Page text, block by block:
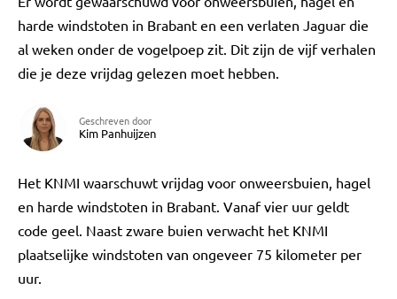
harde windstoten in Brabant en een verlaten Jaguar die
al weken onder de vogelpoep zit. Dit zijn de vijf verhalen
die je deze vrijdag gelezen moet hebben.
Geschreven door
Kim Panhuijzen
Het KNMI waarschuwt vrijdag voor onweersbuien, hagel
en harde windstoten in Brabant. Vanaf vier uur geldt
code geel. Naast zware buien verwacht het KNMI
plaatselijke windstoten van ongeveer 75 kilometer per
uur.